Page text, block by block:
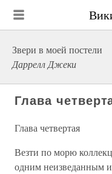
Звери в моей постели
Даррелл Джеки
Глава
Глава четвертая
Везти по морю
одним неизведанным